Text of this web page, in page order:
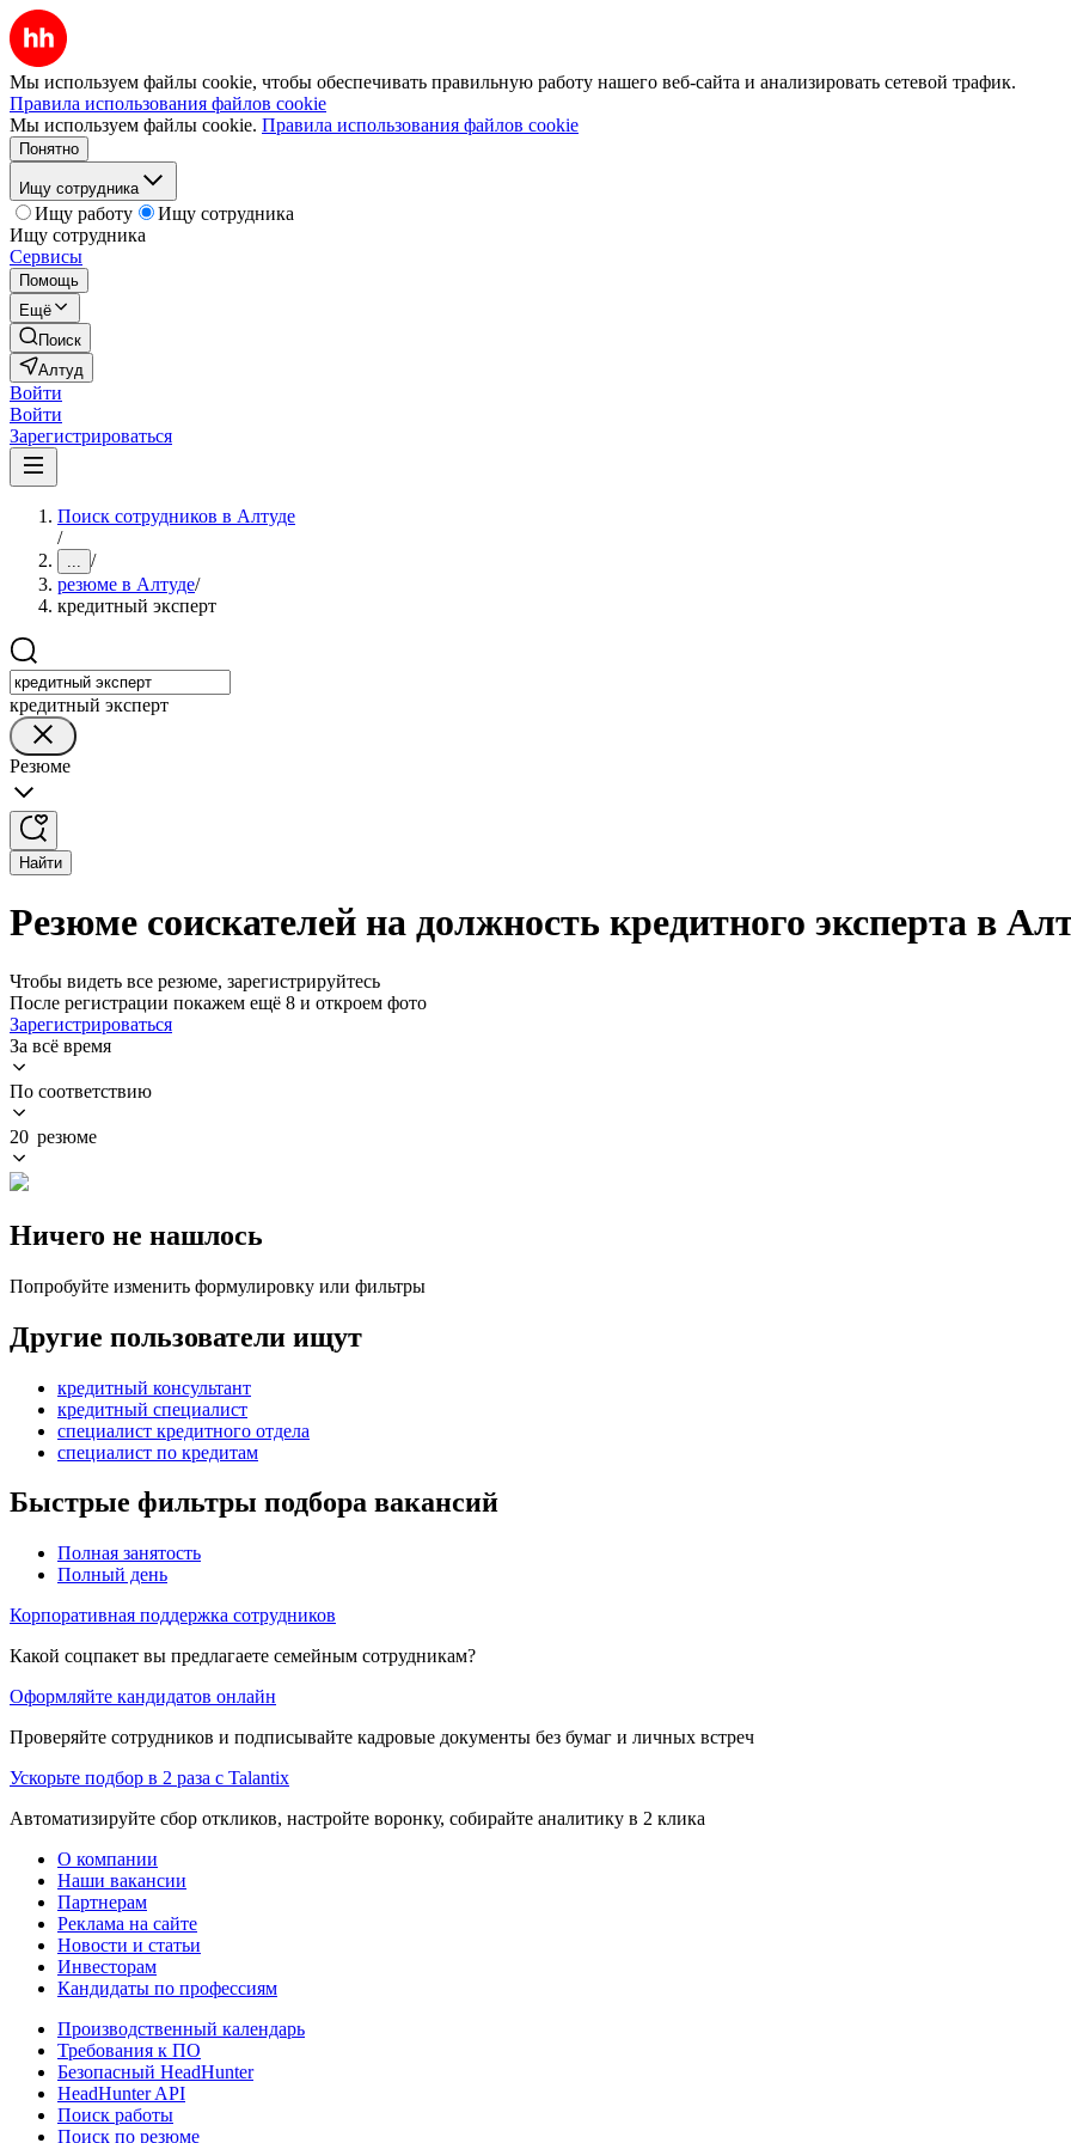
Мы используем файлы cookie, чтобы обеспечивать правильную работу нашего веб-сайта и анализировать сетевой трафик.
Правила использования файлов cookie
Мы используем файлы cookie. Правила использования файлов cookie
Понятно
Ищу сотрудника
Ищу работу
Ищу сотрудника
Ищу сотрудника
Сервисы
Помощь
Ещё
Поиск
Алтуд
Войти
Войти
Зарегистрироваться
Поиск сотрудников в Алтуде
/
... /
резюме в Алтуде/
кредитный эксперт
кредитный эксперт
Резюме
Найти
Резюме соискателей на должность кредитного эксперта в
Чтобы видеть все резюме, зарегистрируйтесь
После регистрации покажем ещё 8 и откроем фото
Зарегистрироваться
За всё время
По соответствию
20 резюме
Ничего не нашлось
Попробуйте изменить формулировку или фильтры
Другие пользователи ищут
кредитный консультант
кредитный специалист
специалист кредитного отдела
специалист по кредитам
Быстрые фильтры подбора вакансий
Полная занятость
Полный день
Корпоративная поддержка сотрудников
Какой соцпакет вы предлагаете семейным сотрудникам?
Оформляйте кандидатов онлайн
Проверяйте сотрудников и подписывайте кадровые документы без бумаг и личных встреч
Ускорьте подбор в 2 раза с Talantix
Автоматизируйте сбор откликов, настройте воронку, собирайте аналитику в 2 клика
О компании
Наши вакансии
Партнерам
Реклама на сайте
Новости и статьи
Инвесторам
Кандидаты по профессиям
Производственный календарь
Требования к ПО
Безопасный HeadHunter
HeadHunter API
Поиск работы
Поиск по резюме